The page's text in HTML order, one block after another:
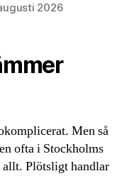
2026
Men så
ofta i Stockholms
allt. Plötsligt handlar